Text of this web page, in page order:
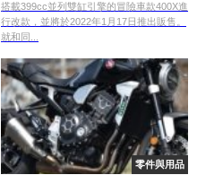
搭載399cc並列雙缸引擎的冒險車款400X進
行改款，並將於2022年1月17日推出販售。
就和同...
零件與用品